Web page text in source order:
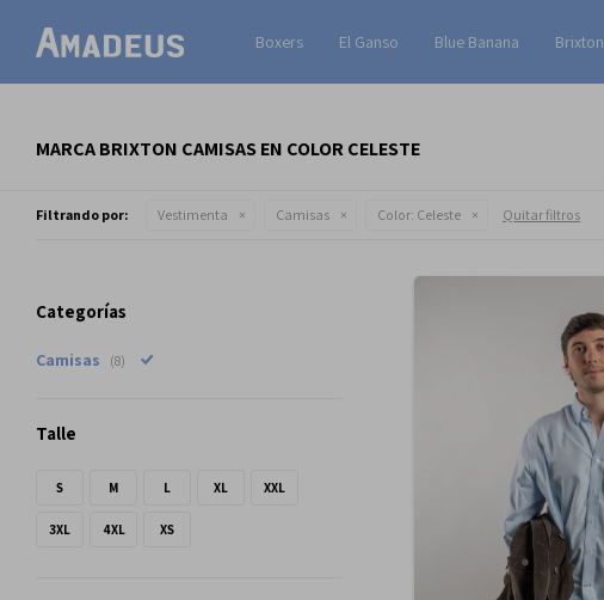
Boxers El Ganso Blue Banana Brixton
MARCA BRIXTON CAMISAS EN COLOR CELESTE
Filtrando por: Vestimenta Camisas Color: Celeste Quitar filtros
Categorías
Camisas (8)
Talle
S M L XL XXL
3XL 4XL XS